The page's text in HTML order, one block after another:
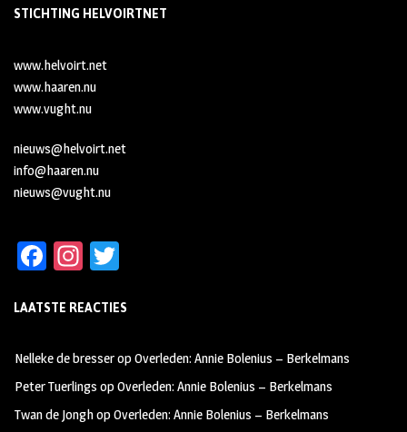
STICHTING HELVOIRTNET
www.helvoirt.net
www.haaren.nu
www.vught.nu
nieuws@helvoirt.net
info@haaren.nu
nieuws@vught.nu
Fa
b
oo
k
In
ag
m
tt
LAATSTE REACTIES
Nelleke de bresseropOverleden: Annie Bolenius – Berkelmans
Peter Tuerlings opOverleden: Annie Bolenius – Berkelmans
Twan de JonghopOverleden: Annie Bolenius – Berkelmans